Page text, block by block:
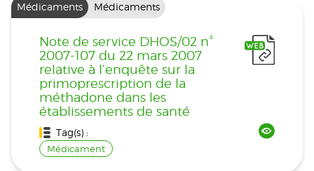
Médicaments Médicaments
Note de service DHOS/02 n°
2007-107 du 22 mars 2007
relative à l’enquête sur la
primoprescription de la
méthadone dans les
établissements de santé
Tag(s) :
Médicament